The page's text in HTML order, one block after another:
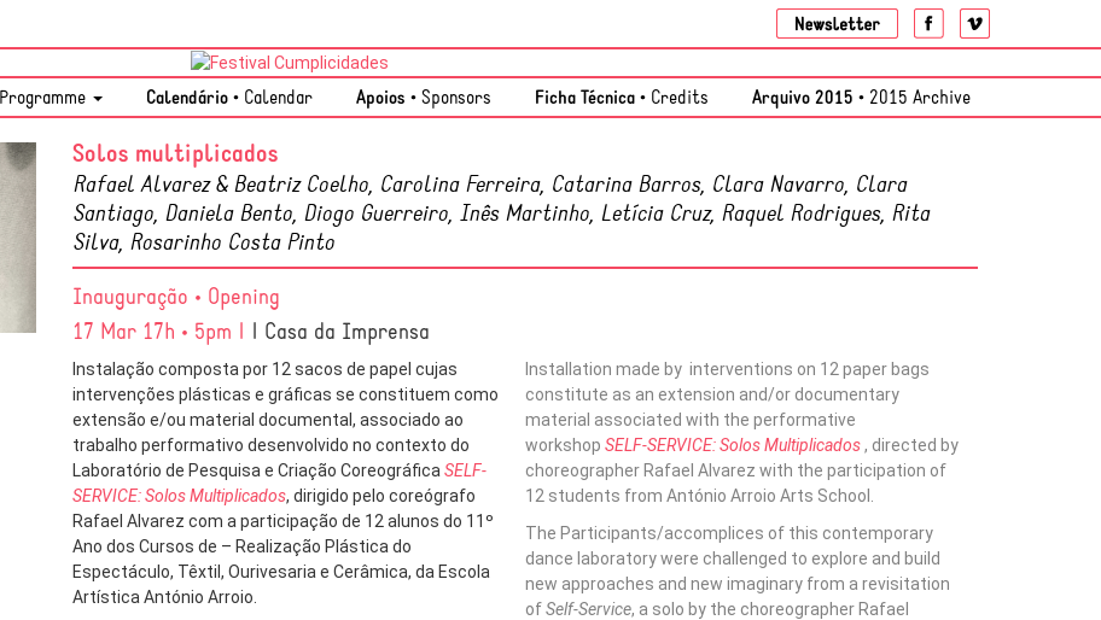
Programme Calendário • Calendar Apoios • Sponsors Ficha Técnica • Credits Arquivo 2015 • 2015 Archive
Solos multiplicados
Rafael Alvarez & Beatriz Coelho, Carolina Ferreira, Catarina Barros, Clara Navarro, Clara
Santiago, Daniela Bento, Diogo Guerreiro, Inês Martinho, Letícia Cruz, Raquel Rodrigues, Rita
Silva, Rosarinho Costa Pinto
Inauguração • Opening
17 Mar 17h • 5pm | | Casa da Imprensa
Instalação composta por 12 sacos de papel cujas
intervenções plásticas e gráficas se constituem como
extensão e/ou material documental, associado ao
trabalho performativo desenvolvido no contexto do
Laboratório de Pesquisa e Criação Coreográfica SELF-
SERVICE: Solos Multiplicados, dirigido pelo coreógrafo
Rafael Alvarez com a participação de 12 alunos do 11º
Ano dos Cursos de – Realização Plástica do
Espectáculo, Têxtil, Ourivesaria e Cerâmica, da Escola
Artística António Arroio.
Installation made by interventions on 12 paper bags
constitute as an extension and/or documentary
material associated with the performative
workshop SELF-SERVICE: Solos Multiplicados, directed by
choreographer Rafael Alvarez with the participation of
12 students from António Arroio Arts School.
The Participants/accomplices of this contemporary
dance laboratory were challenged to explore and build
new approaches and new imaginary from a revisitation
ofSelf-Service, a solo by the choreographer Rafael